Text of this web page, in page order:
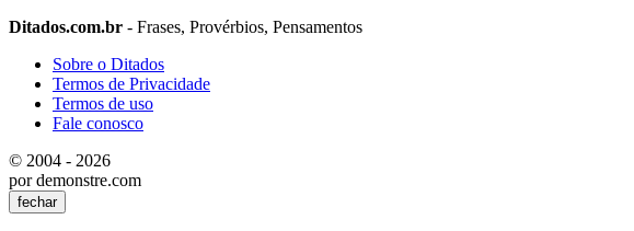
Ditados.com.br - Frases, Provérbios, Pensamentos
Sobre o Ditados
Termos de Privacidade
Termos de uso
Fale conosco
© 2004 - 2026
por demonstre.com
fechar